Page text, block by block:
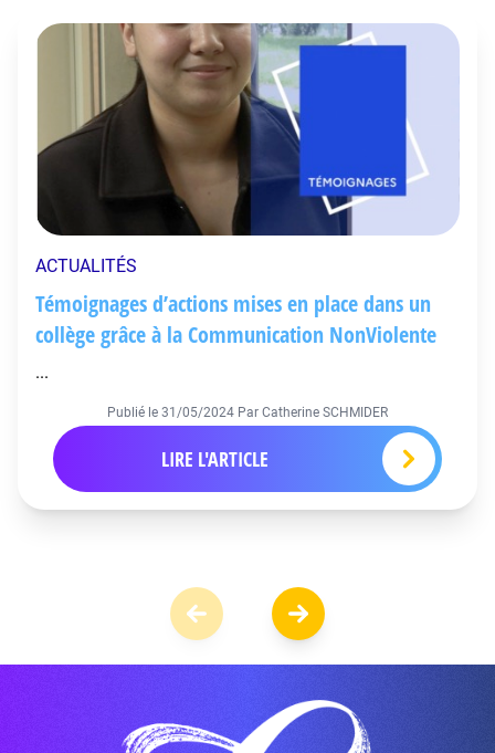
ACTUALITÉS
Témoignages d’actions mises en place dans un
collège grâce à la Communication NonViolente
...
Publié le 31/05/2024 Par Catherine SCHMIDER
LIRE L'ARTICLE